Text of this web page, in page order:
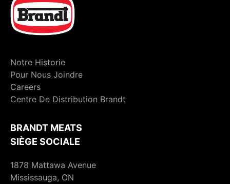
Notre Historie
Pour Nous Joindre
Careers
Centre De Distribution Brandt
BRANDT MEATS
SIÈGE SOCIALE
1878 Mattawa Avenue
Mississauga, ON